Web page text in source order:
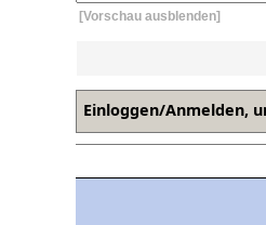
[Vorschau ausblenden]